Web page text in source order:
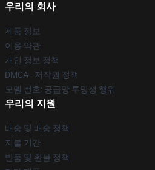
우리의 회사
제품 정보
이용 약관
개인 정보 정책
DMCA - 저작권 정책
모델 번호: 공급망 투명성 행위
우리의 지원
배송 및 배송 정책
지불 기간
반품 및 환불 정책